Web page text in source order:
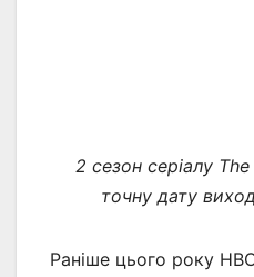
2 сезон серіалу
точну дату
Раніше цього року